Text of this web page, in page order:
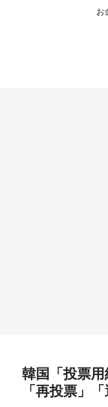
お
韓国「投票
「再投票」